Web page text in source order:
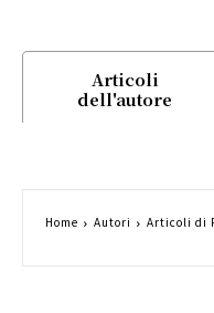
Articoli
dell'autore
Home Autori Articoli di